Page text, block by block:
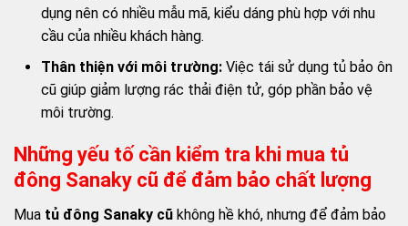
dụng nên có nhiều mẫu mã, kiểu dáng phù hợp với nhu
cầu của nhiều khách hàng.
Thân thiện với môi trường: Việc tái sử dụng tủ bảo ôn
cũ giúp giảm lượng rác thải điện tử, góp phần bảo vệ
môi trường.
Những yếu tố cần kiểm tra khi mua tủ
đông Sanaky cũ để đảm bảo chất lượng
Mua tủ đông Sanaky cũ không hề khó, nhưng để đảm bảo